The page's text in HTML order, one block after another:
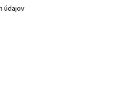
údajov